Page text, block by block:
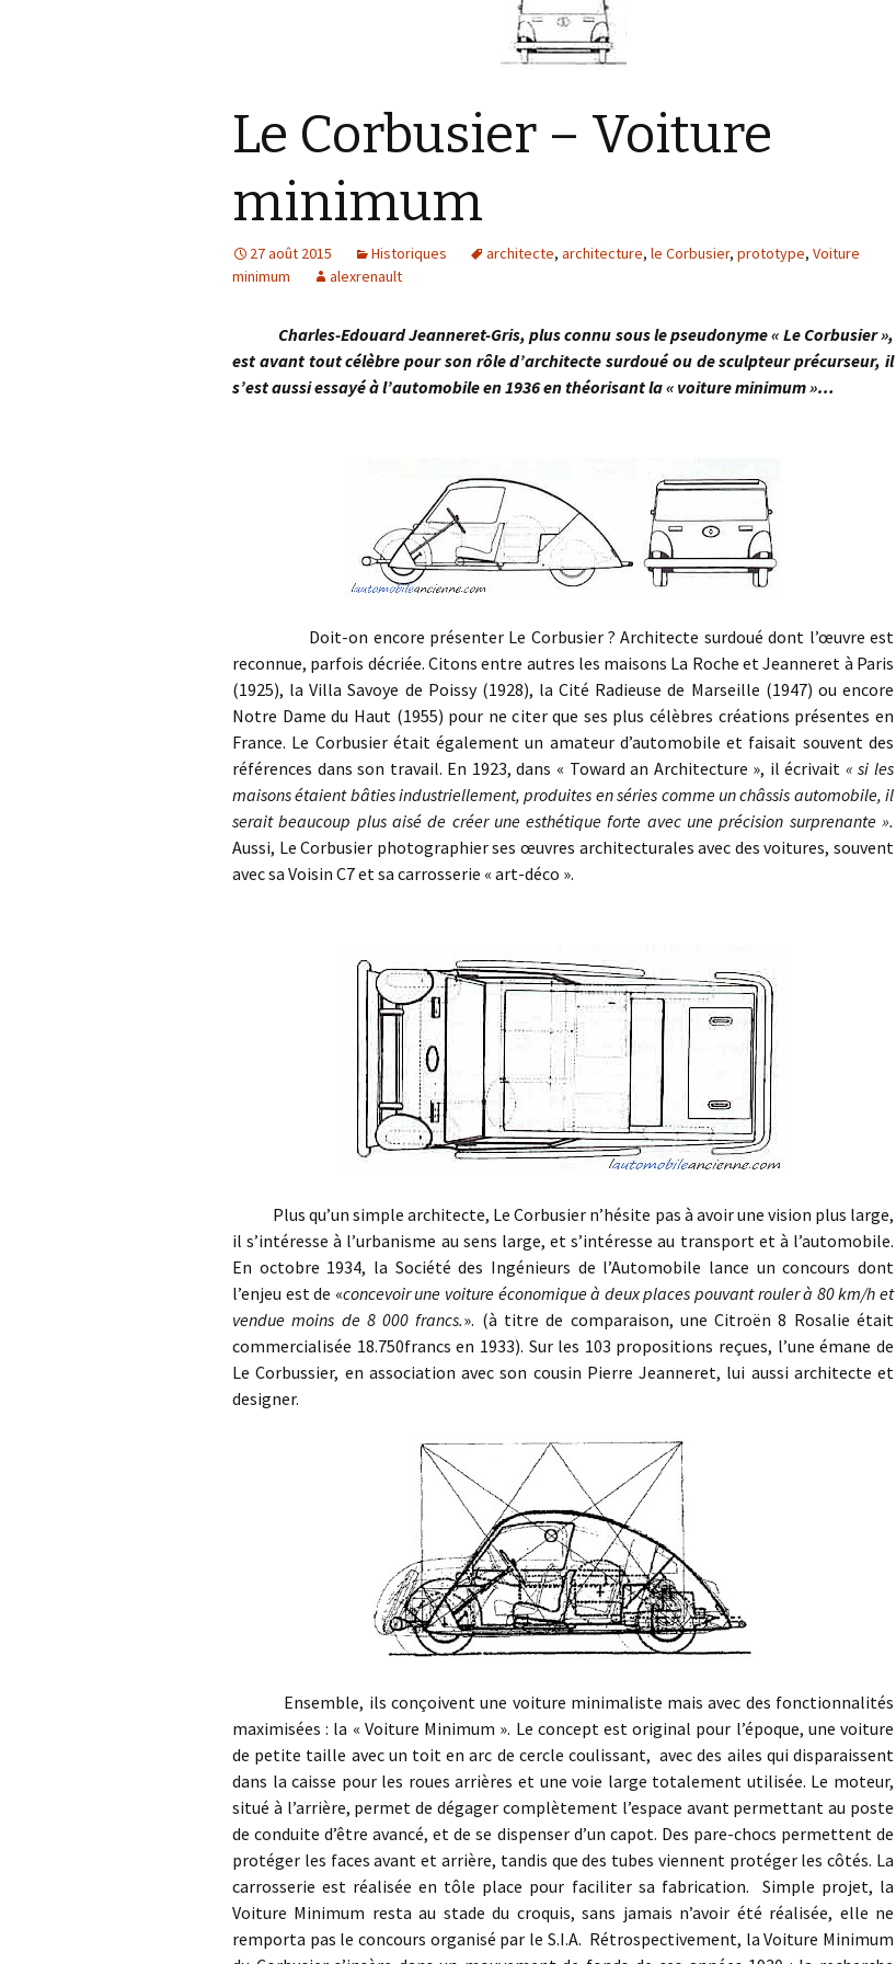
Le Corbusier – Voiture
minimum
27 août 2015 Historiques architecte, architecture, le Corbusier, prototype, Voiture
minimum
alexrenault
Charles-Edouard Jeanneret-Gris, plus connu sous le pseudonyme « Le Corbusier »,
est avant tout célèbre pour son rôle d’architecte surdoué ou de sculpteur précurseur, il
s’est aussi essayé à l’automobile en 1936 en théorisant la « voiture minimum »…
Doit-on encore présenter Le Corbusier ? Architecte surdoué dont l’œuvre est
reconnue, parfois décriée. Citons entre autres les maisons La Roche et Jeanneret à Paris
(1925), la Villa Savoye de Poissy (1928), la Cité Radieuse de Marseille (1947) ou encore
Notre Dame du Haut (1955) pour ne citer que ses plus célèbres créations présentes en
France. Le Corbusier était également un amateur d’automobile et faisait souvent des
références dans son travail. En 1923, dans « Toward an Architecture », il écrivait « si les
maisons étaient bâties industriellement, produites en séries comme un châssis automobile, il
serait beaucoup plus aisé de créer une esthétique forte avec une précision surprenante ».
Aussi, Le Corbusier photographier ses œuvres architecturales avec des voitures, souvent
avec sa Voisin C7 et sa carrosserie « art-déco ».
Plus qu’un simple architecte, Le Corbusier n’hésite pas à avoir une vision plus large,
il s’intéresse à l’urbanisme au sens large, et s’intéresse au transport et à l’automobile.
En octobre 1934, la Société des Ingénieurs de l’Automobile lance un concours dont
l’enjeu est de «concevoir une voiture économique à deux places pouvant rouler à 80 km/h et
vendue moins de 8 000 francs.». (à titre de comparaison, une Citroën 8 Rosalie était
commercialisée 18.750francs en 1933). Sur les 103 propositions reçues, l’une émane de
Le Corbussier, en association avec son cousin Pierre Jeanneret, lui aussi architecte et
designer.
Ensemble, ils conçoivent une voiture minimaliste mais avec des fonctionnalités
maximisées : la « Voiture Minimum ». Le concept est original pour l’époque, une voiture
de petite taille avec un toit en arc de cercle coulissant, avec des ailes qui disparaissent
dans la caisse pour les roues arrières et une voie large totalement utilisée. Le moteur,
situé à l’arrière, permet de dégager complètement l’espace avant permettant au poste
de conduite d’être avancé, et de se dispenser d’un capot. Des pare-chocs permettent de
protéger les faces avant et arrière, tandis que des tubes viennent protéger les côtés. La
carrosserie est réalisée en tôle place pour faciliter sa fabrication. Simple projet, la
Voiture Minimum resta au stade du croquis, sans jamais n’avoir été réalisée, elle ne
remporta pas le concours organisé par le S.I.A. Rétrospectivement, la Voiture Minimum